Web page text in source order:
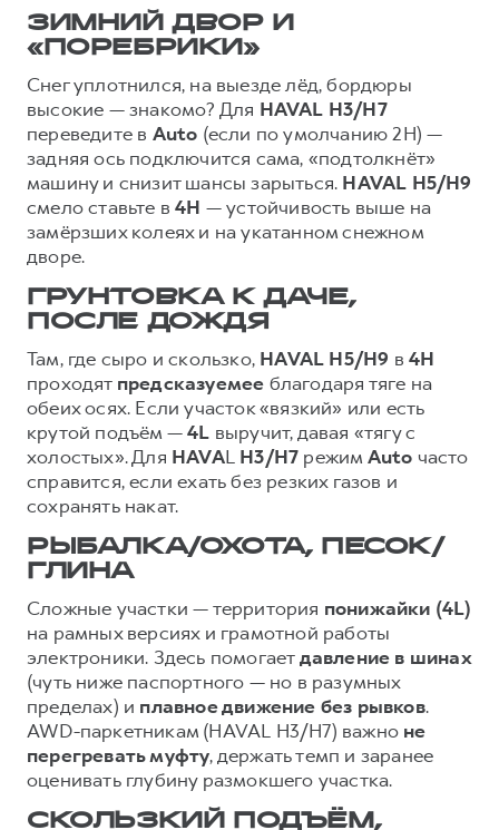
ЗИМНИЙ ДВОР И
«ПОРЕБРИКИ»
Снег уплотнился, на выезде лёд, бордюры
высокие — знакомо? Для HAVAL H3/H7
переведите в Auto (если по умолчанию 2H) —
задняя ось подключится сама, «подтолкнёт»
машину и снизит шансы зарыться. HAVAL H5/H9
смело ставьте в4H — устойчивость выше на
замёрзших колеях и на укатанном снежном
дворе.
ГРУНТОВКА К ДАЧЕ,
ПОСЛЕ ДОЖДЯ
Там, где сыро и скользко, HAVAL H5/H9 в4H
проходят предсказуемее благодаря тяге на
обеих осях. Если участок «вязкий» или есть
крутой подъём —4L выручит, давая «тягу с
холостых». Для HAVAL H3/H7 режим Auto часто
справится, если ехать без резких газов и
сохранять накат.
РЫБАЛКА/ОХОТА, ПЕСОК/
ГЛИНА
Сложные участки — территория понижайки (4L)
на рамных версиях и грамотной работы
электроники. Здесь помогаетдавление в шинах
(чуть ниже паспортного — но в разумных
пределах) и плавное движение без рывков.
AWD-паркетникам (HAVAL H3/H7) важно не
перегревать муфту, держать темп и заранее
оценивать глубину размокшего участка.
СКОЛЬЗКИЙ ПОДЪЁМ,